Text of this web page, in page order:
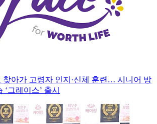
찾아가 고령자 인지·신체 훈련… 시니어 방
‘그레이스’ 출시